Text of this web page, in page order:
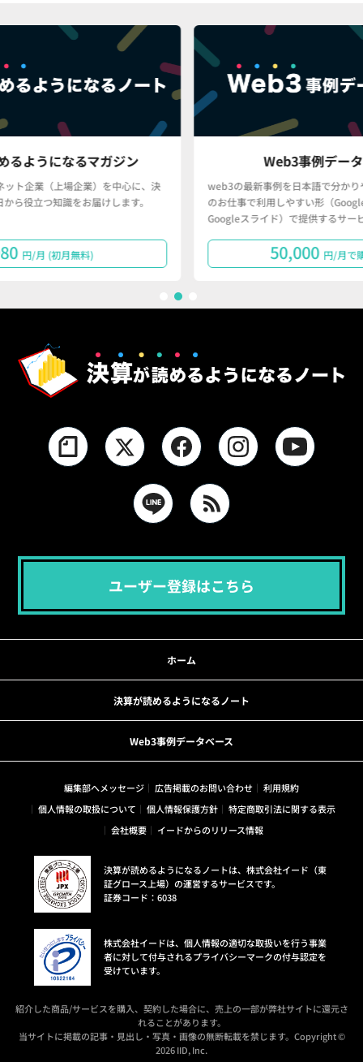
ン
心に、決
す。
Web3事例データベース
web3の最新事例を日本語で分かりやすく、かつ、皆さん
のお仕事で利用しやすい形（Googleスプレッドシート・
Googleスライド）で提供するサービスです。
円/月で購読する
ユーザー登録はこちら
ホーム
決算が読めるようになるノート
Web3事例データベース
編集部へメッセージ 広告掲載のお問い合わせ
利用規約
個人情報の取扱について
個人情報保護方針
特定商取引法に関する表示
会社概要
イードからのリリース情報
決算が読めるようになるノートは、株式会社イード（東
証グロース上場）の運営するサービスです。
証券コード：6038
株式会社イードは、個人情報の適切な取扱いを行う事業
者に対して付与されるプライバシーマークの付与認定を
受けています。
紹介した商品/サービスを購入、契約した場合に、売上の一部が弊社サイトに還元さ
れることがあります。
当サイトに掲載の記事・見出し・写真・画像の無断転載を禁じます。Copyright ©
2026 IID, Inc.